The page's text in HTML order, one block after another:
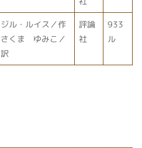
ジル・ルイス／作
さくま ゆみこ／
訳
評論
社
933
ル